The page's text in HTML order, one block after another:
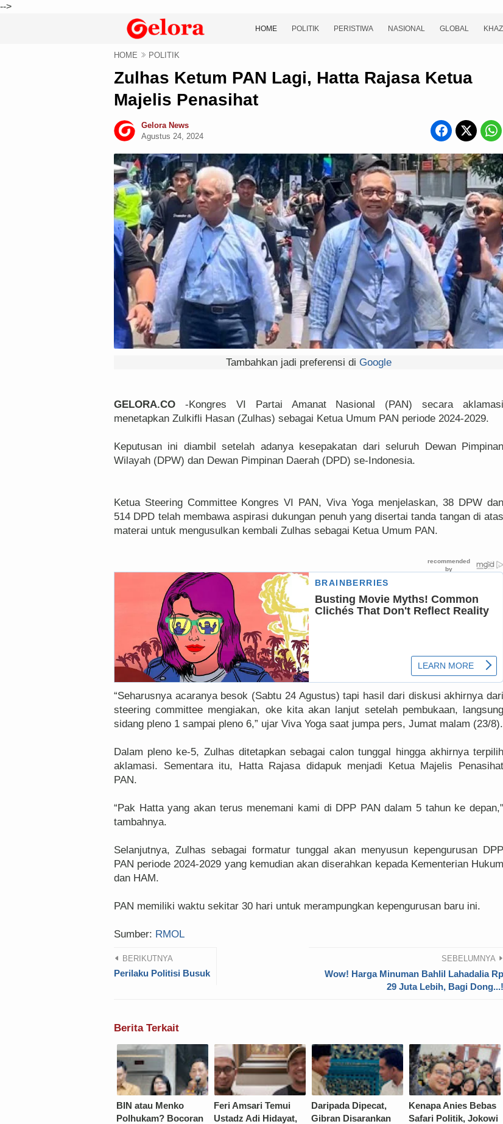
-->
HOME POLITIK PERISTIWA NASIONAL GLOBAL
HOME POLITIK
Zulhas Ketum PAN Lagi, Hatta Rajasa Ketua
Majelis Penasihat
Gelora News
Agustus 24, 2024
Tambahkan jadi preferensi di Google
GELORA.CO -Kongres VI Partai Amanat Nasional (PAN) secara aklamasi
menetapkan Zulkifli Hasan (Zulhas) sebagai Ketua Umum PAN periode 2024-2029.
Keputusan ini diambil setelah adanya kesepakatan dari seluruh Dewan Pimpinan
Wilayah (DPW) dan Dewan Pimpinan Daerah (DPD) se-Indonesia.
Ketua Steering Committee Kongres VI PAN, Viva Yoga menjelaskan, 38 DPW dan
514 DPD telah membawa aspirasi dukungan penuh yang disertai tanda tangan di atas
materai untuk mengusulkan kembali Zulhas sebagai Ketua Umum PAN.
“Seharusnya acaranya besok (Sabtu 24 Agustus) tapi hasil dari diskusi akhirnya dari
steering committee mengiakan, oke kita akan lanjut setelah pembukaan, langsung
sidang pleno 1 sampai pleno 6,” ujar Viva Yoga saat jumpa pers, Jumat malam (23/8).
Dalam pleno ke-5, Zulhas ditetapkan sebagai calon tunggal hingga akhirnya terpilih
aklamasi. Sementara itu, Hatta Rajasa didapuk menjadi Ketua Majelis Penasihat
PAN.
“Pak Hatta yang akan terus menemani kami di DPP PAN dalam 5 tahun ke depan,"
tambahnya.
Selanjutnya, Zulhas sebagai formatur tunggal akan menyusun kepengurusan DPP
PAN periode 2024-2029 yang kemudian akan diserahkan kepada Kementerian Hukum
dan HAM.
PAN memiliki waktu sekitar 30 hari untuk merampungkan kepengurusan baru ini.
Sumber: RMOL
BERIKUTNYA
Perilaku Politisi Busuk
SEBELUMNYA
Wow! Harga Minuman Bahlil Lahadalia Rp
29 Juta Lebih, Bagi Dong...!
Berita Terkait
BIN atau Menko
Polhukam? Bocoran
Feri Amsari Temui
Ustadz Adi Hidayat,
Daripada Dipecat,
Gibran Disarankan
Kenapa Anies Bebas
Safari Politik, Jokowi